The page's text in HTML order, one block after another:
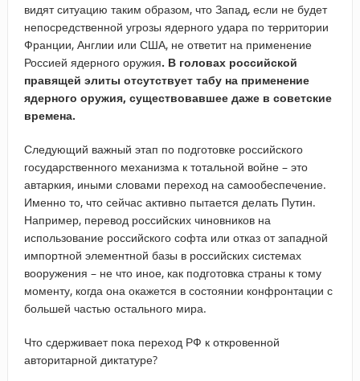
видят ситуацию таким образом, что Запад, если не будет
непосредственной угрозы ядерного удара по территории
Франции, Англии или США, не ответит на применение
Россией ядерного оружия. В головах российской
правящей элиты отсутствует табу на применение
ядерного оружия, существовавшее даже в советские
времена.
Следующий важный этап по подготовке российского
государственного механизма к тотальной войне – это
автаркия, иными словами переход на самообеспечение.
Именно то, что сейчас активно пытается делать Путин.
Например, перевод российских чиновников на
использование российского софта или отказ от западной
импортной элементной базы в российских системах
вооружения – не что иное, как подготовка страны к тому
моменту, когда она окажется в состоянии конфронтации с
большей частью остального мира.
Что сдерживает пока переход РФ к откровенной
авторитарной диктатуре?